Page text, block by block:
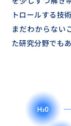
トロールする技
まだわからない
た研究分野でもあ